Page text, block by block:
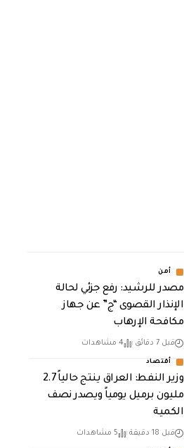
أمن
مصدر للرشيد: رفع جزئي لحالة
الإنذار القصوى “ج” عن جهاز
مكافحة الإرهاب
قبل 7 دقائق 4 مشاهدات
أقتصاد
وزير النفط: العراق ينتج حالياً 2.7
مليون برميل يومياً ويصدر نصف
الكمية
قبل 18 دقيقة 5 مشاهدات